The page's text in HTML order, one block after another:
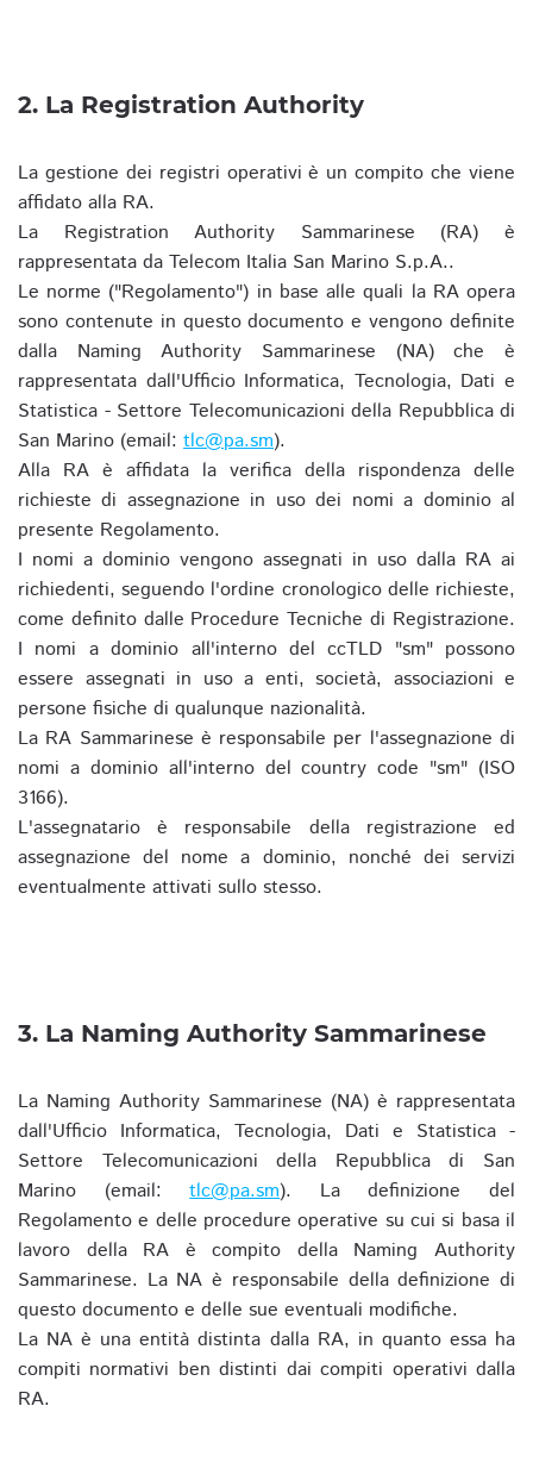
2. La Registration Authority
La gestione dei registri operativi è un compito che viene
affidato alla RA.
La Registration Authority Sammarinese (RA) è
rappresentata da Telecom Italia San Marino S.p.A..
Le norme ("Regolamento") in base alle quali la RA opera
sono contenute in questo documento e vengono definite
dalla Naming Authority Sammarinese (NA) che è
rappresentata dall'Ufficio Informatica, Tecnologia, Dati e
Statistica - Settore Telecomunicazioni della Repubblica di
San Marino (email: tlc@pa.sm).
Alla RA è affidata la verifica della rispondenza delle
richieste di assegnazione in uso dei nomi a dominio al
presente Regolamento.
I nomi a dominio vengono assegnati in uso dalla RA ai
richiedenti, seguendo l'ordine cronologico delle richieste,
come definito dalle Procedure Tecniche di Registrazione.
I nomi a dominio all'interno del ccTLD "sm" possono
essere assegnati in uso a enti, società, associazioni e
persone fisiche di qualunque nazionalità.
La RA Sammarinese è responsabile per l'assegnazione di
nomi a dominio all'interno del country code "sm" (ISO
3166).
L'assegnatario è responsabile della registrazione ed
assegnazione del nome a dominio, nonché dei servizi
eventualmente attivati sullo stesso.
3. La Naming Authority Sammarinese
La Naming Authority Sammarinese (NA) è rappresentata
dall'Ufficio Informatica, Tecnologia, Dati e Statistica -
Settore Telecomunicazioni della Repubblica di San
Marino (email:tlc@pa.sm). La definizione del
Regolamento e delle procedure operative su cui si basa il
lavoro della RA è compito della Naming Authority
Sammarinese. La NA è responsabile della definizione di
questo documento e delle sue eventuali modifiche.
La NA è una entità distinta dalla RA, in quanto essa ha
compiti normativi ben distinti dai compiti operativi dalla
RA.